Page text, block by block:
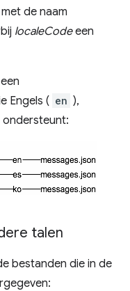
de naam
localeCodeeen
Engels ( en ),
ondersteunt:
talen
bestanden die in de